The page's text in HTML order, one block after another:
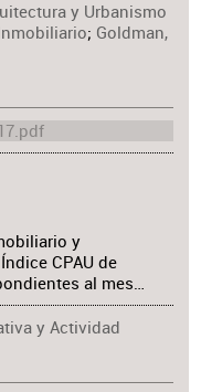
y Urbanismo
; Goldman,
y
CPAU de
al mes…
y Actividad